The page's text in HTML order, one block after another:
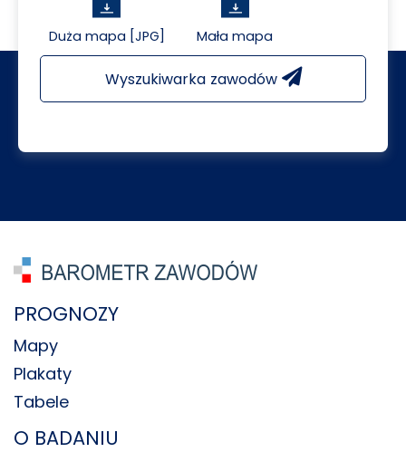
Duża mapa [JPG] Mała mapa
Wyszukiwarka zawodów
PROGNOZY
Mapy
Plakaty
Tabele
O BADANIU